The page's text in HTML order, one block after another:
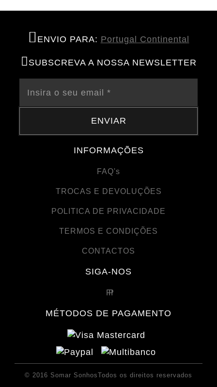
ENVIO PARA: Portugal Continental
SUBSCREVA A NOSSA NEWSLETTER
ENVIAR
INFORMAÇÕES
FAQ's
TROCAS E DEVOLUÇÕES
POLITICA DE PRIVACIDADE
TERMOS E CONDIÇÕES
CONTACTOS
SIGA-NOS
MÉTODOS DE PAGAMENTO
© 2016 Somar SonhosTodos os direitos reservados